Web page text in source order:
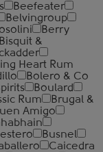
Beefeater
Belvingroup
Berry
Bisquit &
Heart Rum
Bolero & Co
Boulard
Rum
Brugal &
Amigo
Busnel
Caicedra